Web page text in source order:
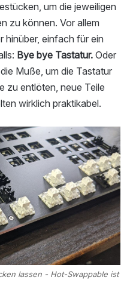
um die jeweiligen
zu können. Vor allem
hinüber, einfach für ein
Bye bye Tastatur. Oder
Muße, um die Tastatur
zu entlöten, neue Teile
wirklich praktikabel.
lassen - Hot-Swappable ist